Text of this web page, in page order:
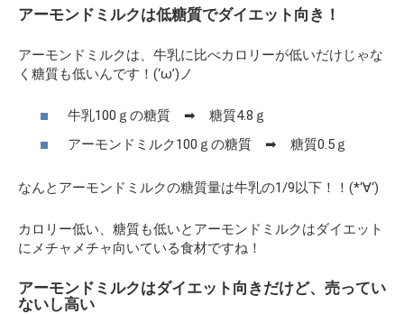
アーモンドミルクは低糖質でダイエット向き！
アーモンドミルクは、牛乳に比べカロリーが低いだけじゃな
く糖質も低いんです！(‘ω’)ノ
牛乳100ｇの糖質 ➡ 糖質4.8ｇ
アーモンドミルク100ｇの糖質 ➡ 糖質0.5ｇ
なんとアーモンドミルクの糖質量は牛乳の1/9以下！！(*‘∀‘)
カロリー低い、糖質も低いとアーモンドミルクはダイエット
にメチャメチャ向いている食材ですね！
アーモンドミルクはダイエット向きだけど、売ってい
ないし高い